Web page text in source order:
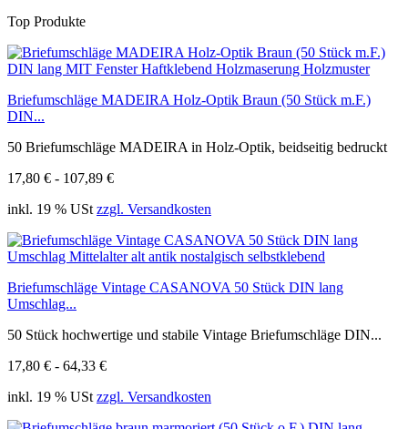
Top Produkte
Briefumschläge MADEIRA Holz-Optik Braun (50 Stück m.F.)
DIN...
50 Briefumschläge MADEIRA in Holz-Optik, beidseitig bedruckt
17,80 € - 107,89 €
inkl. 19 % USt zzgl. Versandkosten
Briefumschläge Vintage CASANOVA 50 Stück DIN lang
Umschlag...
50 Stück hochwertige und stabile Vintage Briefumschläge DIN...
17,80 € - 64,33 €
inkl. 19 % USt zzgl. Versandkosten